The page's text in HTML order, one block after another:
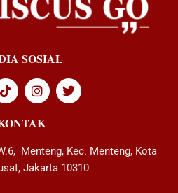
SOSIAL
Menteng, Kec. Menteng, Kota
Jakarta 10310